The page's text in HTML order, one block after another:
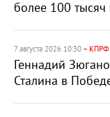
более 100 тысяч
7 августа 2026 10:30 – КПРФ
Геннадий
Сталина в